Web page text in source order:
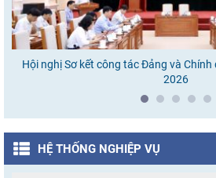
Hội nghị Sơ kết công tác Đảng và
2026
HỆ THỐNG NGHIỆP VỤ